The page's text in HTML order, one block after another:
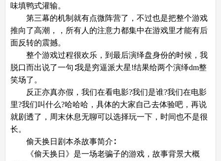
味填鸭式灌输。
第三幕的机制就有点微阵营了，不过也是把整个游戏
推向了高潮，，所有人的注意力都集中在游戏里才能有后
面反转的震撼。
整个游戏过程很欢乐，到最后演绎盘身份的时候，我
脱口而出说了一句∶我是穷逼派大星!结果给两个演绎dm整
笑场了。
反正亦真亦假，我们在看电影?我们是谁?我们在电影
里?我们叫什么?哈哈哈，具体的大家自己去体验吧，再说
就剧透了，周末休息无聊可以选择玩一下，时间也不是很
长。
偷天换日剧本杀故事简介∶
《偷天换日》是一场老骗子的游戏，故事背景大概